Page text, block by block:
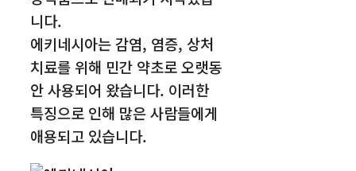
니다.
에키네시아는 감염, 염증, 상처
치료를 위해 민간 약초로 오랫동
안 사용되어 왔습니다. 이러한
특징으로 인해 많은 사람들에게
애용되고 있습니다.